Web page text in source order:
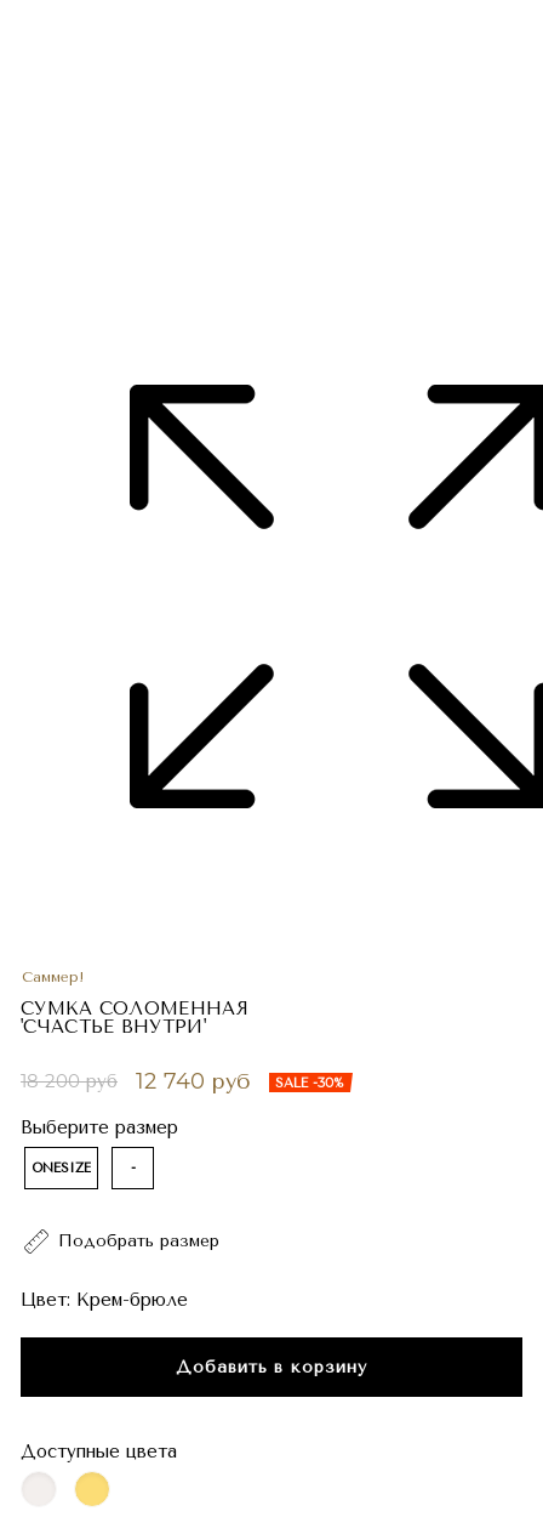
Саммер!
СУМКА СОЛОМЕННАЯ
'СЧАСТЬЕ ВНУТРИ'
18 200 руб 12 740 руб SALE -30%
Выберите размер
ONESIZE -
Подобрать размер
Цвет: Крем-брюле
Добавить в корзину
Доступные цвета